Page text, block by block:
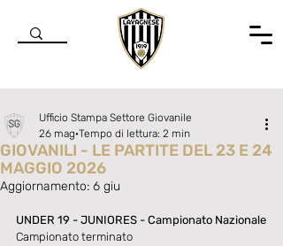
GIOVANILI - LE PARTITE DEL 23 E 24
MAGGIO 2026
Ufficio Stampa Settore Giovanile
26 mag Tempo di lettura: 2 min
Aggiornamento: 6 giu
UNDER 19 - JUNIORES - Campionato Nazionale
Campionato terminato